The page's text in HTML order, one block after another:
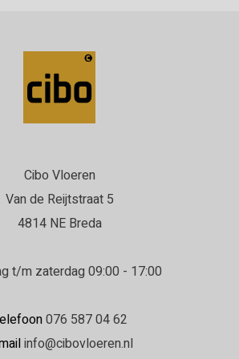
Cibo Vloeren
Van de Reijtstraat 5
4814 NE Breda
t/m zaterdag 09:00 - 17:00
076 587 04 62
info@cibovloeren.nl